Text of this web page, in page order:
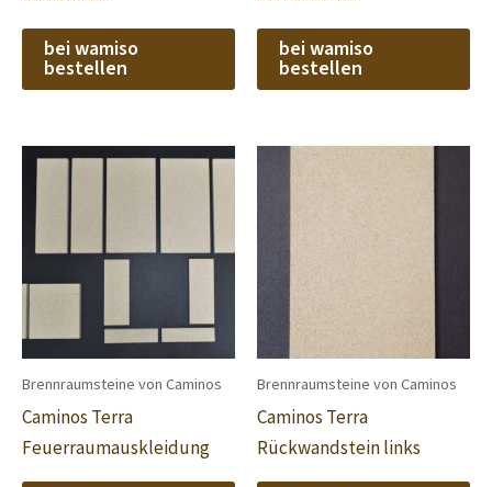
bei wamiso
bestellen
bei wamiso
bestellen
Brennraumsteine von Caminos
Caminos Terra
Feuerraumauskleidung
Brennraumsteine von Caminos
Caminos Terra
Rückwandstein links